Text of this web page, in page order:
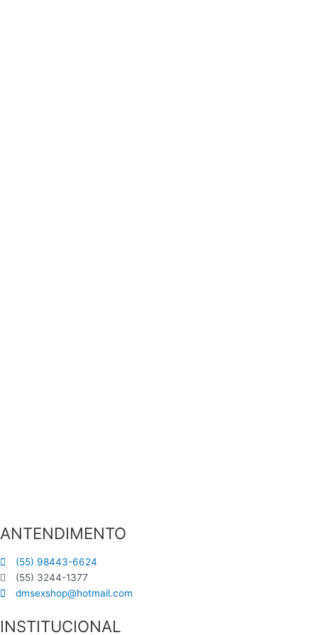
ANTENDIMENTO
(55) 98443-6624
(55) 3244-1377
dmsexshop@hotmail.com
INSTITUCIONAL